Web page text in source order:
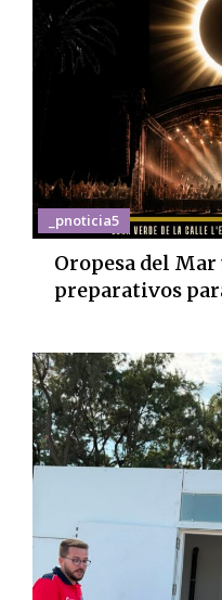
_pnoticia5
Oropesa del
preparativos